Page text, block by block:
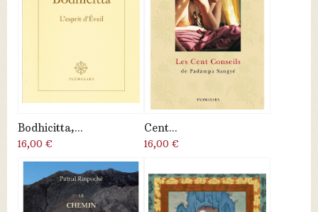
Bodhicitta,...
16,00 €
Cent...
16,00 €